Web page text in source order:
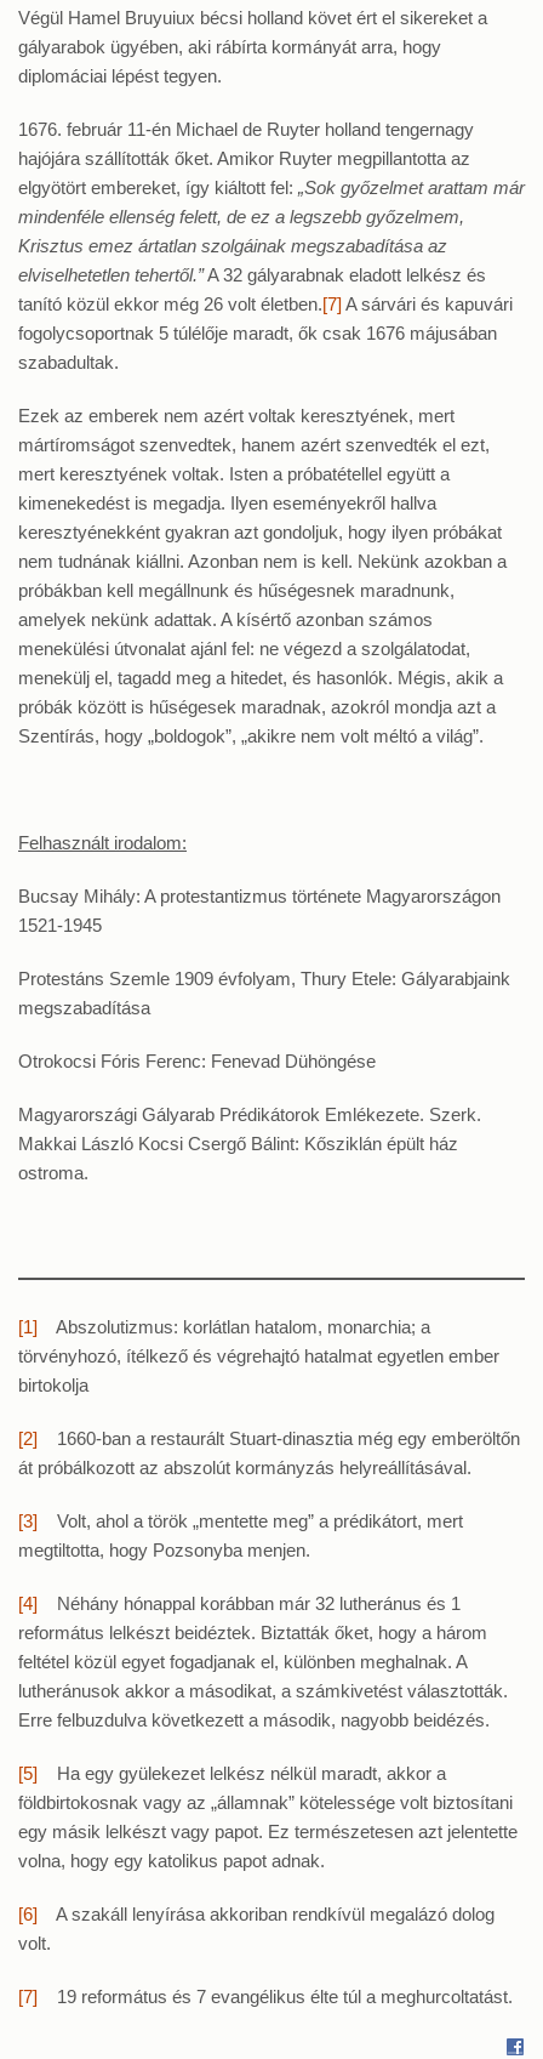
Végül Hamel Bruyuiux bécsi holland követ ért el sikereket a
gályarabok ügyében, aki rábírta kormányát arra, hogy
diplomáciai lépést tegyen.
1676. február 11-én Michael de Ruyter holland tengernagy
hajójára szállították őket. Amikor Ruyter megpillantotta az
elgyötört embereket, így kiáltott fel: „Sok győzelmet arattam már
mindenféle ellenség felett, de ez a legszebb győzelmem,
Krisztus emez ártatlan szolgáinak megszabadítása az
elviselhetetlen tehertől.”A 32 gályarabnak eladott lelkész és
tanító közül ekkor még 26 volt életben.[7]A sárvári és kapuvári
fogolycsoportnak 5 túlélője maradt, ők csak 1676 májusában
szabadultak.
Ezek az emberek nem azért voltak keresztyének, mert
mártíromságot szenvedtek, hanem azért szenvedték el ezt,
mert keresztyének voltak. Isten a próbatétellel együtt a
kimenekedést is megadja. Ilyen eseményekről hallva
keresztyénekként gyakran azt gondoljuk, hogy ilyen próbákat
nem tudnának kiállni. Azonban nem is kell. Nekünk azokban a
próbákban kell megállnunk és hűségesnek maradnunk,
amelyek nekünk adattak. A kísértő azonban számos
menekülési útvonalat ajánl fel: ne végezd a szolgálatodat,
menekülj el, tagadd meg a hitedet, és hasonlók. Mégis, akik a
próbák között is hűségesek maradnak, azokról mondja azt a
Szentírás, hogy „boldogok”, „akikre nem volt méltó a világ”.
Felhasznált irodalom:
Bucsay Mihály: A protestantizmus története Magyarországon
1521-1945
Protestáns Szemle 1909 évfolyam, Thury Etele: Gályarabjaink
megszabadítása
Otrokocsi Fóris Ferenc: Fenevad Dühöngése
Magyarországi Gályarab Prédikátorok Emlékezete. Szerk.
Makkai László Kocsi Csergő Bálint: Kősziklán épült ház
ostroma.
[1] Abszolutizmus: korlátlan hatalom, monarchia; a
törvényhozó, ítélkező és végrehajtó hatalmat egyetlen ember
birtokolja
[2] 1660-ban a restaurált Stuart-dinasztia még egy emberöltőn
át próbálkozott az abszolút kormányzás helyreállításával.
[3] Volt, ahol a török „mentette meg” a prédikátort, mert
megtiltotta, hogy Pozsonyba menjen.
[4] Néhány hónappal korábban már 32 lutheránus és 1
református lelkészt beidéztek. Biztatták őket, hogy a három
feltétel közül egyet fogadjanak el, különben meghalnak. A
lutheránusok akkor a másodikat, a számkivetést választották.
Erre felbuzdulva következett a második, nagyobb beidézés.
[5] Ha egy gyülekezet lelkész nélkül maradt, akkor a
földbirtokosnak vagy az „államnak” kötelessége volt biztosítani
egy másik lelkészt vagy papot. Ez természetesen azt jelentette
volna, hogy egy katolikus papot adnak.
[6] A szakáll lenyírása akkoriban rendkívül megalázó dolog
volt.
[7] 19 református és 7 evangélikus élte túl a meghurcoltatást.